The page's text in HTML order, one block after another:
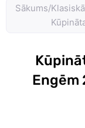
Sākums/
Engēm